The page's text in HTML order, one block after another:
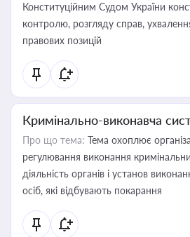
Конституційним Судом України
контролю, розгляду справ,
правових позицій
Кримінально-виконавча
Про що тема: Тема охоплює
регулювання виконання
діяльність органів і установ
осіб, які відбувають покарання